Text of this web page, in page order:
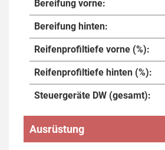
Bereifung vorne:
Bereifung hinten:
Reifenprofiltiefe vorne (%):
Reifenprofiltiefe hinten (%):
Steuergeräte DW (gesamt):
Ausrüstung